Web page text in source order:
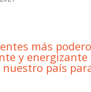
más
y
país